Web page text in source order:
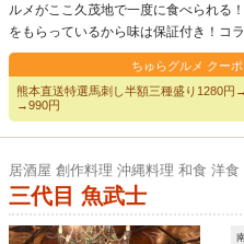
ルメがここ久茂地で一度に食べられる
をもらっているから味は保証付き！コ
ちゅらグルメ クーポ
熊本直送特選馬刺し半額三種盛り1280円
→990円
居酒屋 創作料理 沖縄料理 和食 洋食
三代目 魚武士